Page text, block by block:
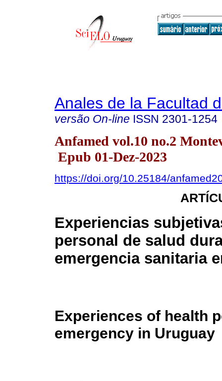
Anales de la Facultad
versão On-line ISSN 2301-1254
Anfamed vol.10 no.2
Epub 01-Dez-2023
https://doi.org/10.25184/
Experiencias
personal de salud
emergencia sanitaria
Experiences of health
emergency in Uruguay